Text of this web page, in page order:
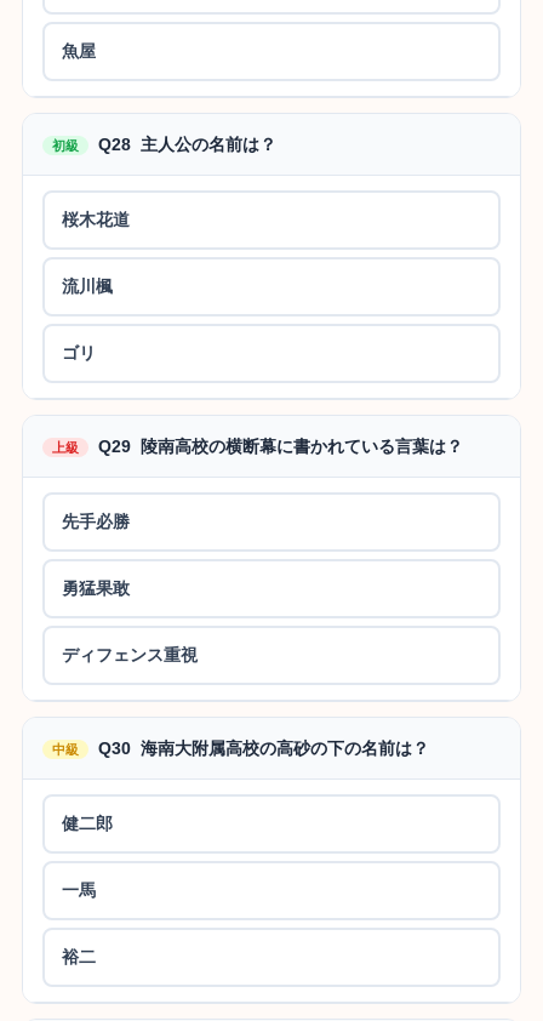
魚屋
初級 Q28 主人公の名前は？
桜木花道
流川楓
ゴリ
上級 Q29 陵南高校の横断幕に書かれている言葉は？
先手必勝
勇猛果敢
ディフェンス重視
中級 Q30 海南大附属高校の高砂の下の名前は？
健二郎
一馬
裕二